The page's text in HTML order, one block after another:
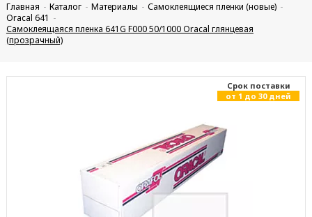
Главная Каталог Материалы
Самоклеящиеся пленки (новые)
Oracal 641
Самоклеящаяся пленка 641G F000 50/1000 Oracal глянцевая
(прозрачный)
Cрок поставки
от 1 до 30 дней